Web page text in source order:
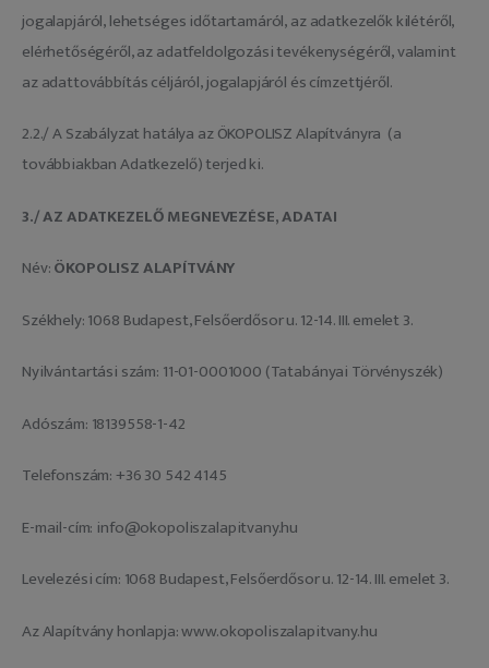
jogalapjáról, lehetséges időtartamáról, az adatkezelők kilétéről,
elérhetőségéről, az adatfeldolgozási tevékenységéről, valamint
az adattovábbítás céljáról, jogalapjáról és címzettjéről.
2.2./ A Szabályzat hatálya az ÖKOPOLISZ Alapítványra (a
továbbiakban Adatkezelő) terjed ki.
3./ AZ ADATKEZELŐ MEGNEVEZÉSE, ADATAI
Név:ÖKOPOLISZ ALAPÍTVÁNY
Székhely: 1068 Budapest, Felsőerdősor u. 12-14. III. emelet 3.
Nyilvántartási szám: 11-01-0001000 (Tatabányai Törvényszék)
Adószám: 18139558-1-42
Telefonszám: +36 30 542 4145
E-mail-cím: info@okopoliszalapitvany.hu
Levelezési cím: 1068 Budapest, Felsőerdősor u. 12-14. III. emelet 3.
Az Alapítvány honlapja: www.okopoliszalapitvany.hu